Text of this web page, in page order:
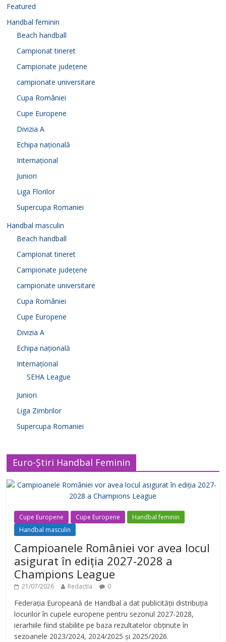
Featured
Handbal feminin
Beach handball
Campionat tineret
Campionate județene
campionate universitare
Cupa României
Cupe Europene
Divizia A
Echipa națională
Internațional
Juniori
Liga Florilor
Supercupa Romaniei
Handbal masculin
Beach handball
Campionat tineret
Campionate județene
campionate universitare
Cupa României
Cupe Europene
Divizia A
Echipa națională
Internațional
SEHA League
Juniori
Liga Zimbrilor
Supercupa Romaniei
Euro-Știri Handbal Feminin
Cupe Europene Cupe Europene
Handbal feminin
Handbal masculin
Campioanele României vor avea locul
asigurat în ediția 2027-2028 a
Champions League
21/07/2026 Redactia 0
Federația Europeană de Handbal a dat publicității distribuția
locurilor în cupele europene pentru sezonul 2027-2028,
ierarhiile fiind stabilite pe baza rezultatelor obținute în
sezoanele 2023/2024, 2024/2025 și 2025/2026.